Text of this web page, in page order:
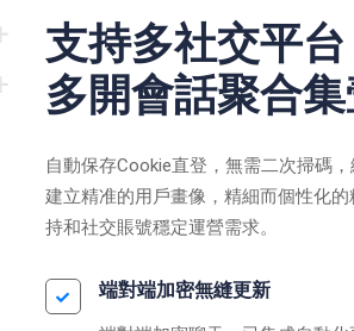
支持多社交平台
多開會話聚合
自動保存Cookie直登，無需二次掃碼
建立精准的用戶畫像，精細而個性化
持和社交賬號穩定運營需求。
端對端加密無縫更新